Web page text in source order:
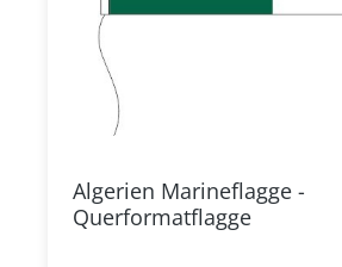
Algerien Marineflagge -
Querformatflagge